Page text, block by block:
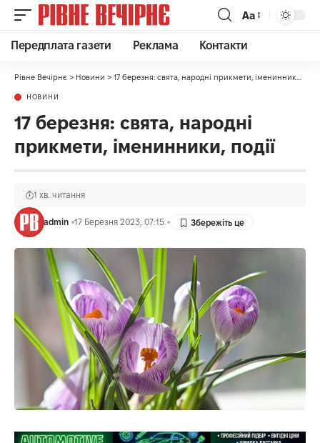
Аа
Передплата газети Реклама Контакти
Рівне Вечірнє > Новини > 17 березня: свята, народні прикмети, іменинники, події
НОВИНИ
17 березня: свята, народні
прикмети, іменинники, події
admin 17 Березня 2023, 07:15
1 хв. читання